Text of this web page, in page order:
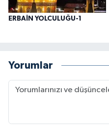
ERBAİN YOLCULUĞU-1
Yorumlar